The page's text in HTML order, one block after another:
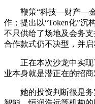
鞭策“科技—财产—金融
作；提出以“Token化”
不只供给了场地及会务
合作款式仍不决型，并启
正在本次沙龙中实现了
业本身就是潜正在的招
她的投资判断很是务